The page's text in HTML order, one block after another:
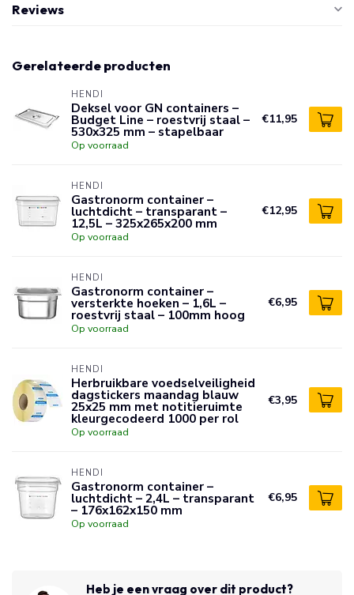
Reviews
Gerelateerde producten
HENDI
Deksel voor GN containers –
Budget Line – roestvrij staal –
530x325 mm – stapelbaar
Op voorraad
€11,95
HENDI
Gastronorm container –
luchtdicht – transparant –
12,5L – 325x265x200 mm
Op voorraad
€12,95
HENDI
Gastronorm container –
versterkte hoeken – 1,6L –
roestvrij staal – 100mm hoog
Op voorraad
€6,95
HENDI
Herbruikbare voedselveiligheid
dagstickers maandag blauw
25x25 mm met notitieruimte
kleurgecodeerd 1000 per rol
Op voorraad
€3,95
HENDI
Gastronorm container –
luchtdicht – 2,4L – transparant
– 176x162x150 mm
Op voorraad
€6,95
Heb je een vraag over dit product?